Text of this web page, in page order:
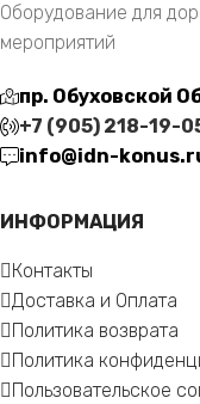
Оборудование для
мероприятий
пр. Обуховской
+7 (905) 218-19-
info@idn-
ИНФОРМАЦИЯ
Контакты
Доставка и Оплата
Политика возврата
Политика
Пользовательское